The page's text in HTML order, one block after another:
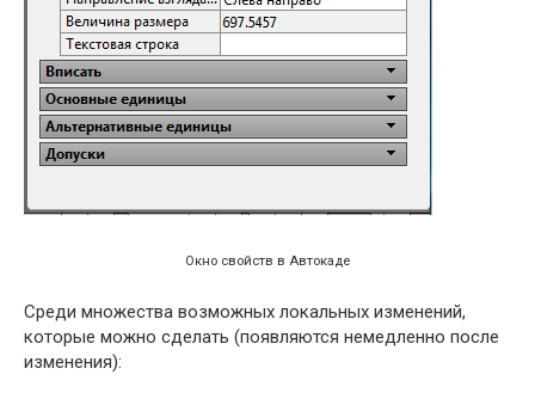
Окно свойств в Автокаде
Среди множества возможных локальных изменений,
которые можно сделать (появляются немедленно после
изменения):